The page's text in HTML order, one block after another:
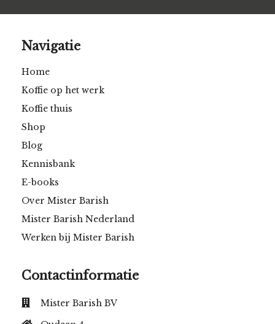
Navigatie
Home
Koffie op het werk
Koffie thuis
Shop
Blog
Kennisbank
E-books
Over Mister Barish
Mister Barish Nederland
Werken bij Mister Barish
Contactinformatie
Mister Barish BV